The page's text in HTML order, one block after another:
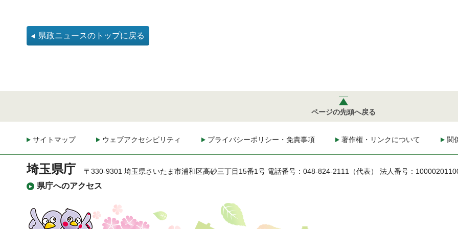
県政ニュースのトップに戻る
ページの先頭へ戻る
サイトマップ ウェブアクセシビリティ プライバシーポリシー・免責事項 著作権・リンクについて 関
埼玉県庁
県庁へのアクセス
〒330-9301 埼玉県さいたま市浦和区高砂三丁目15番1号 電話番号：048-824-2111（代表） 法人番号：